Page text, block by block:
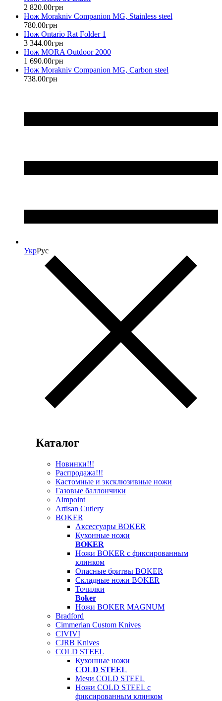
2 820.00грн
Нож Morakniv Companion MG, Stainless steel
780.00грн
Нож Ontario Rat Folder 1
3 344.00грн
Нож MORA Outdoor 2000
1 690.00грн
Нож Morakniv Companion MG, Carbon steel
738.00грн
УкрРус
Каталог
Новинки!!!
Распродажа!!!
Кастомные и эксклюзивные ножи
Газовые баллончики
Aimpoint
Artisan Cutlery
BOKER
Аксессуары BOKER
Кухонные ножи
BOKER
Ножи BOKER с фиксированным
клинком
Опасные бритвы BOKER
Складные ножи BOKER
Точилки
Boker
Ножи BOKER MAGNUM
Bradford
Cimmerian Custom Knives
CIVIVI
CJRB Knives
COLD STEEL
Кухонные ножи
COLD STEEL
Мечи COLD STEEL
Ножи COLD STEEL с
фиксированным клинком